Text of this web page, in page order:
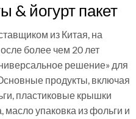
& йогурт пакет
из Китая, на
более чем 20 лет
решение» для
продукты, включая
пластиковые крышки
масло упаковка из фольги и